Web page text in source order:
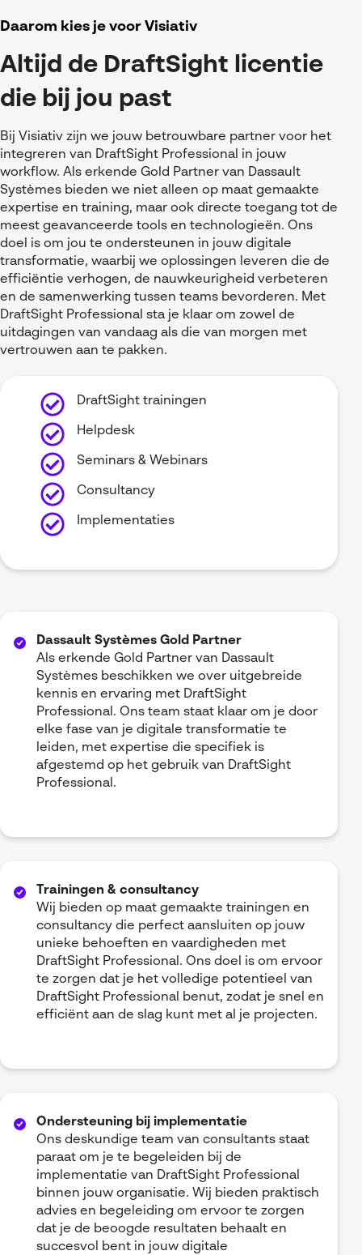
Daarom kies je voor Visiativ
Altijd de DraftSight licentie
die bij jou past
Bij Visiativ zijn we jouw betrouwbare partner voor het
integreren van DraftSight Professional in jouw
workflow. Als erkende Gold Partner van Dassault
Systèmes bieden we niet alleen op maat gemaakte
expertise en training, maar ook directe toegang tot de
meest geavanceerde tools en technologieën. Ons
doel is om jou te ondersteunen in jouw digitale
transformatie, waarbij we oplossingen leveren die de
efficiëntie verhogen, de nauwkeurigheid verbeteren
en de samenwerking tussen teams bevorderen. Met
DraftSight Professional sta je klaar om zowel de
uitdagingen van vandaag als die van morgen met
vertrouwen aan te pakken.
DraftSight trainingen
Helpdesk
Seminars & Webinars
Consultancy
Implementaties
Dassault Systèmes Gold Partner
Als erkende Gold Partner van Dassault
Systèmes beschikken we over uitgebreide
kennis en ervaring met DraftSight
Professional. Ons team staat klaar om je door
elke fase van je digitale transformatie te
leiden, met expertise die specifiek is
afgestemd op het gebruik van DraftSight
Professional.
Trainingen & consultancy
Wij bieden op maat gemaakte trainingen en
consultancy die perfect aansluiten op jouw
unieke behoeften en vaardigheden met
DraftSight Professional. Ons doel is om ervoor
te zorgen dat je het volledige potentieel van
DraftSight Professional benut, zodat je snel en
efficiënt aan de slag kunt met al je projecten.
Ondersteuning bij implementatie
Ons deskundige team van consultants staat
paraat om je te begeleiden bij de
implementatie van DraftSight Professional
binnen jouw organisatie. Wij bieden praktisch
advies en begeleiding om ervoor te zorgen
dat je de beoogde resultaten behaalt en
succesvol bent in jouw digitale